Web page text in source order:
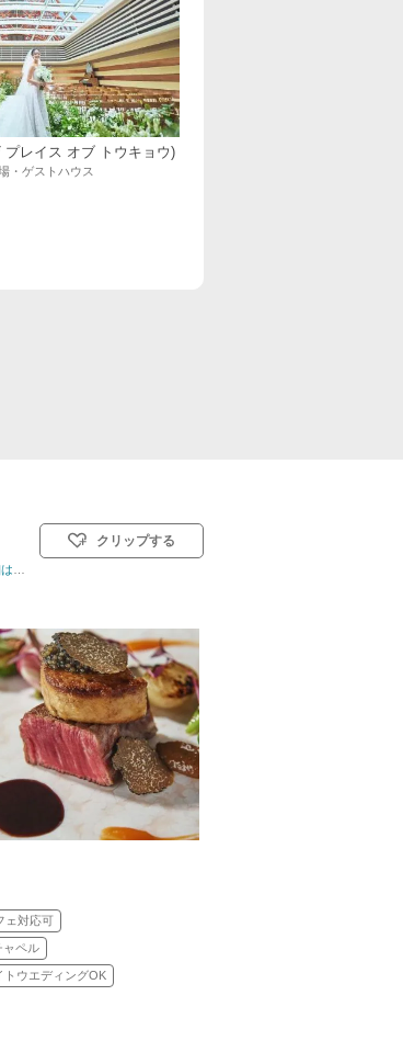
プレイス オブ トウキョウ)
・ゲストハウス
式(キリスト教式)／人前式／仏前式
ら
クリップする
ェ対応可
ャペル
トウエディングOK